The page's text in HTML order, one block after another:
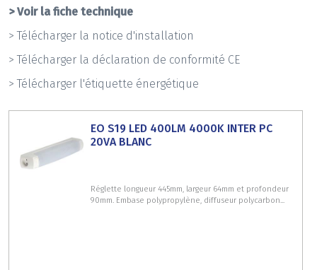
> Voir la fiche technique
> Télécharger la notice d'installation
> Télécharger la déclaration de conformité CE
> Télécharger l'étiquette énergétique
EO S19 LED 400LM 4000K INTER PC
20VA BLANC
Réglette longueur 445mm, largeur 64mm et profondeur
90mm. Embase polypropylène, diffuseur polycarbon...